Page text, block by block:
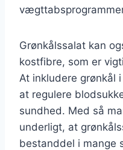
Grønkålssalat kan
kostfibre, som er
At inkludere grønkål
at regulere
sundhed. Med så
underligt, at
bestanddel i mange